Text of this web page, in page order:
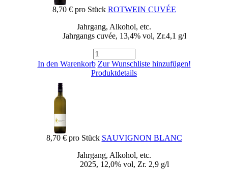
8,70 € pro Stück ROTWEIN CUVÉE
Jahrgang, Alkohol, etc.
Jahrgangs cuvée, 13,4% vol, Zr.4,1 g/l
In den Warenkorb Zur Wunschliste hinzufügen!
Produktdetails
8,70 € pro Stück SAUVIGNON BLANC
Jahrgang, Alkohol, etc.
2025, 12,0% vol, Zr. 2,9 g/l